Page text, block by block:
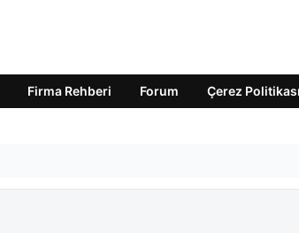
Firma Rehberi Forum Çerez Politikası